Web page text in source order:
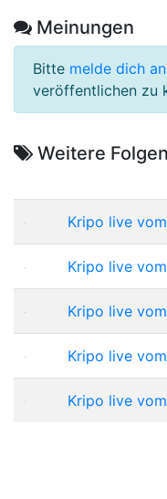
Meinungen
Bitte melde dich an
veröffentlichen zu
Weitere Folgen
Kripo live
Kripo live
Kripo live
Kripo live vom
Kripo live